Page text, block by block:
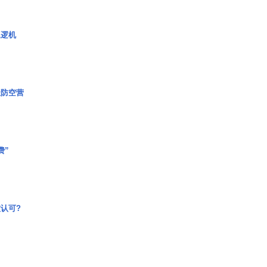
机
空营
”
可?